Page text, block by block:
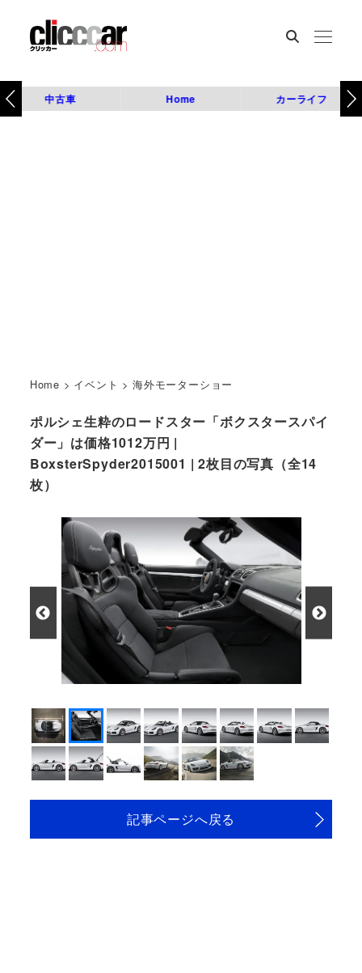
中古車 Home カーライフ
Home > イベント >海外モーターショー
ポルシェ生粋のロードスター「ボクスタースパイ
ダー」は価格1012万円 |
BoxsterSpyder2015001 | 2枚目の写真（全14
枚）
記事ページへ戻る